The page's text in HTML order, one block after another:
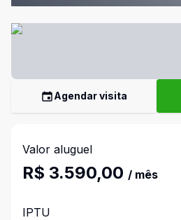
Agendar visita
Valor aluguel
R$ 3.590,00 / mês
IPTU